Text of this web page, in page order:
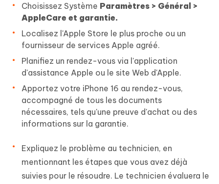
Choisissez Système Paramètres > Général >
AppleCare et garantie.
Localisez l'Apple Store le plus proche ou un
fournisseur de services Apple agréé.
Planifiez un rendez-vous via l'application
d'assistance Apple ou le site Web d'Apple.
Apportez votre iPhone 16 au rendez-vous,
accompagné de tous les documents
nécessaires, tels qu'une preuve d'achat ou des
informations sur la garantie.
Expliquez le problème au technicien, en
mentionnant les étapes que vous avez déjà
suivies pour le résoudre. Le technicien évaluera le